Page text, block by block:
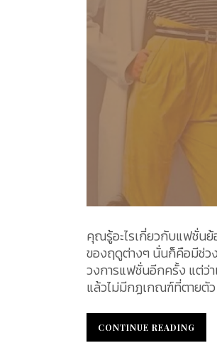
คุณรู้อะไรเกี่ยวกับแฟชั่น
ของฤดูต่างๆ นั่นก็คือมีช่ว
วงการแฟชั่นอีกครั้ง แต่ว่าแ
แล้วไม่มีกฏเกณฑ์ที่ตายตั
เวลานั้น คือ Vintage นั่
เทจกันเป็นจำนวนมากซึ่งนั่นก็ทำให้เกิดเป็น
CONTINUE READING
CONTINUE READING